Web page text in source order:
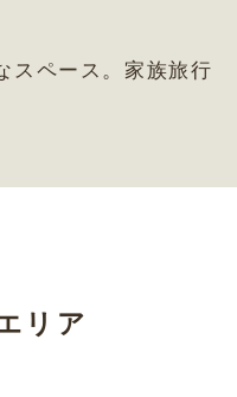
スペース。家族旅行
リア